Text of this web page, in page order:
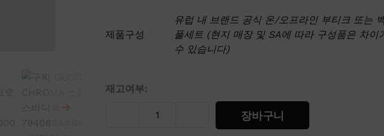
제품구성
유럽 내 브랜드 공식 온/오프라인 부티크 또는
풀세트 (현지 매장 및 SA에 따라 구성품은 차이
수 있습니다)
재고여부:
구
GUCCI
장바구니